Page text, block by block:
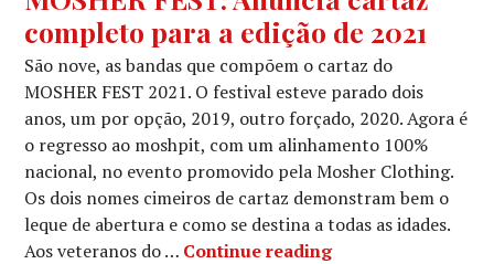
completo para a edição de 2021
São nove, as bandas que compõem o cartaz do
MOSHER FEST 2021. O festival esteve parado dois
anos, um por opção, 2019, outro forçado, 2020. Agora é
o regresso ao moshpit, com um alinhamento 100%
nacional, no evento promovido pela Mosher Clothing.
Os dois nomes cimeiros de cartaz demonstram bem o
leque de abertura e como se destina a todas as idades.
Aos veteranos do … Continue readingMOSHER FEST: